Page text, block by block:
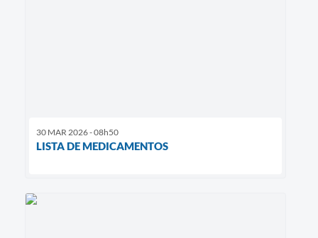
30 MAR 2026 - 08h50
LISTA DE MEDICAMENTOS